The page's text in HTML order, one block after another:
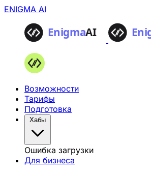
ENIGMA AI
Возможности
Тарифы
Подготовка
Хабы
Ошибка загрузки
Для бизнеса